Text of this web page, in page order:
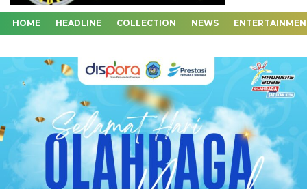
HOME HEADLINE COLLECTION NEWS